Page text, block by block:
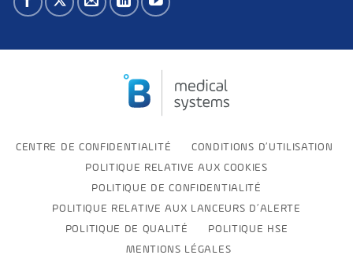
CENTRE DE CONFIDENTIALITÉ
CONDITIONS D’UTILISATION
POLITIQUE RELATIVE AUX COOKIES
POLITIQUE DE CONFIDENTIALITÉ
POLITIQUE RELATIVE AUX LANCEURS D’ALERTE
POLITIQUE DE QUALITÉ
POLITIQUE HSE
MENTIONS LÉGALES